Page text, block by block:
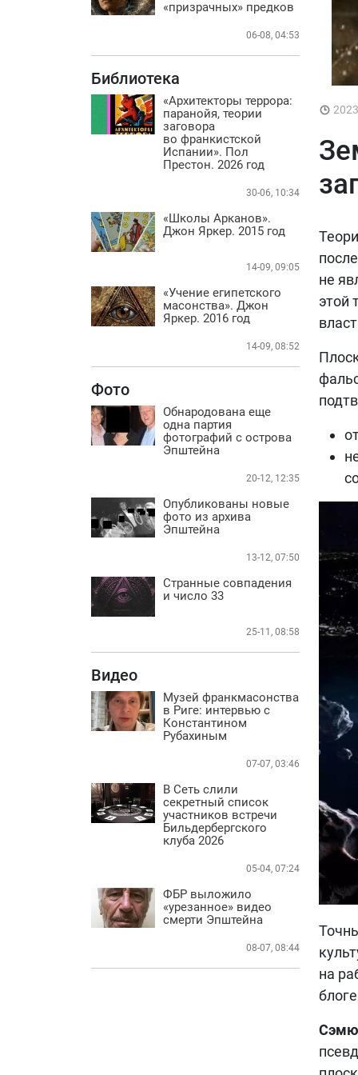
Практика
ФОТО
«призрачных» предков
06-08, 04:53
Библиотека
«Архитекторы террора:
паранойя, теории
заговора
во франкистской
Испании». Пол
Престон. 2026 год
30-06, 10:34
«Школы Арканов».
Джон Яркер. 2015 год
14-09, 09:05
«Учение египетского
масонства». Джон
Яркер. 2016 год
14-09, 08:52
Фото
Обнародована еще
одна партия
фотографий с острова
Эпштейна
20-12, 12:35
Опубликованы новые
фото из архива
Эпштейна
13-12, 07:50
Странные совпадения
и число 33
25-11, 08:58
Видео
Музей франкмасонства
в Риге: интервью с
Константином
Рубахиным
07-07, 03:46
В Сеть слили
секретный список
участников встречи
Бильдербергского
клуба 2026
05-04, 07:24
ФБР выложило
«урезанное» видео
смерти Эпштейна
08-07, 08:44
не
этой
на